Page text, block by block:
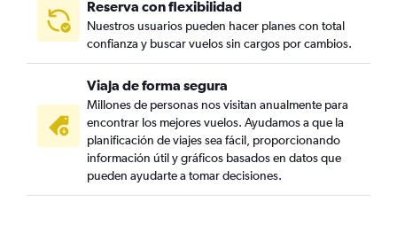
Reserva con flexibilidad
Nuestros usuarios pueden hacer planes con total
confianza y buscar vuelos sin cargos por cambios.
Viaja de forma segura
Millones de personas nos visitan anualmente para
encontrar los mejores vuelos. Ayudamos a que la
planificación de viajes sea fácil, proporcionando
información útil y gráficos basados en datos que
pueden ayudarte a tomar decisiones.